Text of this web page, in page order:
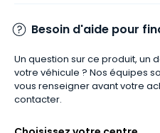
Besoin d'aide pour
Un question sur ce produit, un
votre véhicule ? Nos équipes
vous renseigner avant votre
contacter.